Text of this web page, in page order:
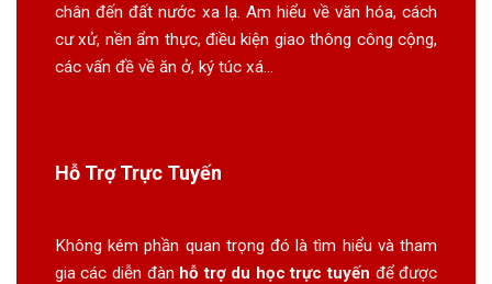
chân đến đất nước xa lạ. Am hiểu về văn hóa, cách
cư xử, nền ẩm thực, điều kiện giao thông công cộng,
các vấn đề về ăn ở, ký túc xá…
Hỗ Trợ Trực Tuyến
Không kém phần quan trọng đó là tìm hiểu và tham
gia các diễn đàn hỗ trợ du học trực tuyến để được